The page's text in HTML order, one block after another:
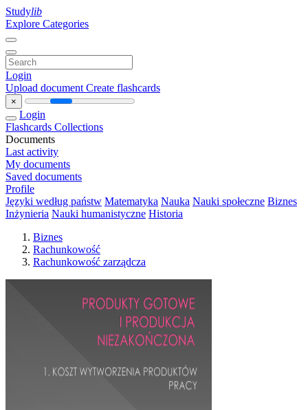
Studylib
Explore Categories
Login
Upload document Create flashcards
×
Login
Flashcards Collections
Documents
Last activity
My documents
Saved documents
Profile
Języki według państw Matematyka Nauka Nauki społeczne Biznes
Inżynieria Nauki humanistyczne Historia
Biznes
Rachunkowość
Rachunkowość zarządcza